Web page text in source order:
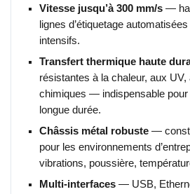
Vitesse jusqu’à 300 mm/s —
lignes d’étiquetage
intensifs.
Transfert thermique haute
résistantes à la chaleur, aux UV,
chimiques — indispensable pour
longue durée.
Châssis métal robuste —
pour les environnements
vibrations, poussière,
Multi-interfaces — USB,